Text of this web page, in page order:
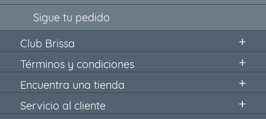
Sigue tu pedido
Club Brissa
Términos y condiciones
Encuentra una tienda
Servicio al cliente